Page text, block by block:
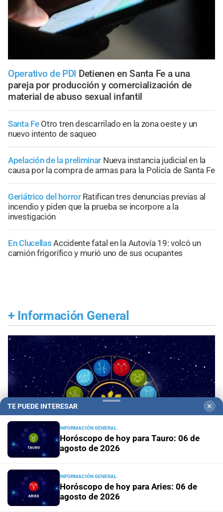
Operativo de PDI Detienen en Santa Fe a una
pareja por producción y comercialización de
material de abuso sexual infantil
Santa Fe Otro tren descarrilado en la zona oeste y un
nuevo intento de saqueo
Apelación de la preliminar Nueva instancia judicial en la
causa por la compra de armas para la Policía de Santa Fe
Geriátrico del horror Ratifican tres denuncias previas al
incendio y piden que la prueba se incorpore a la
investigación
En Clucellas Accidente fatal en la Autovía 19: volcó un
camión frigorífico y murió uno de sus ocupantes
+ Información General
Panorama astrológico Horóscopo de hoy 6 de
agosto de 2026
TE PUEDE INTERESAR ✕
INFORMACIÓN GENERAL
Horóscopo de hoy para Tauro: 06 de
agosto de 2026
INFORMACIÓN GENERAL
Horóscopo de hoy para Aries: 06 de
agosto de 2026